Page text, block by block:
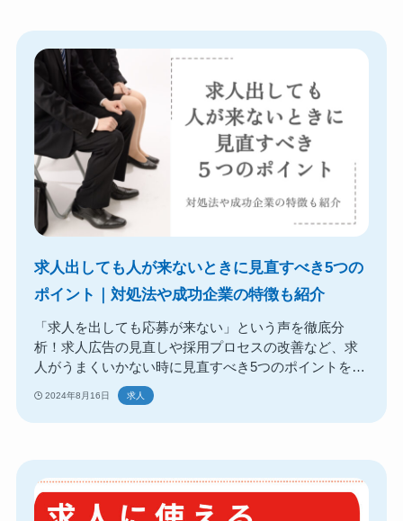
求人出しても人が来ないときに見直すべき5つの
ポイント｜対処法や成功企業の特徴も紹介
「求人を出しても応募が来ない」という声を徹底分
析！求人広告の見直しや採用プロセスの改善など、求
人がうまくいかない時に見直すべき5つのポイントを解
説。募集をかけても人が来ない企業の特徴とは？
2024年8月16日 求人